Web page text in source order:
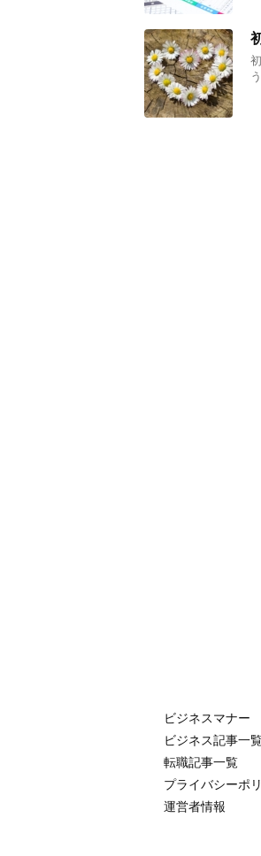
ビジネスマナー
ビジネス記事一
転職記事一覧
プライバシーポ
運営者情報